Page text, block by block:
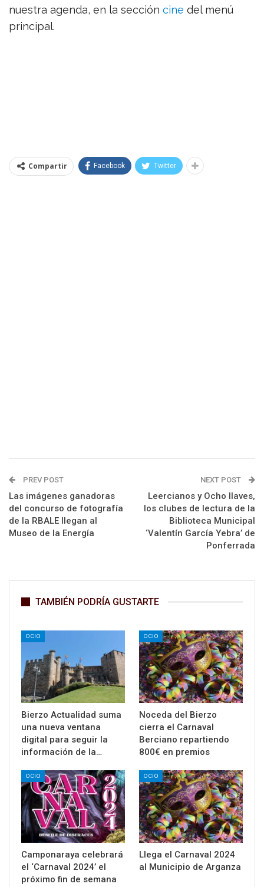
nuestra agenda, en la sección cine del menú
principal.
Compartir Facebook Twitter
PREV POST
Las imágenes ganadoras
del concurso de fotografía
de la RBALE llegan al
Museo de la Energía
NEXT POST
Leercianos y Ocho llaves,
los clubes de lectura de la
Biblioteca Municipal
‘Valentín García Yebra’ de
Ponferrada
TAMBIÉN PODRÍA GUSTARTE
OCIO
Bierzo Actualidad suma
una nueva ventana
digital para seguir la
información de la…
OCIO
Noceda del Bierzo
cierra el Carnaval
Berciano repartiendo
800€ en premios
OCIO
Camponaraya celebrará
el ‘Carnaval 2024’ el
próximo fin de semana
OCIO
Llega el Carnaval 2024
al Municipio de Arganza